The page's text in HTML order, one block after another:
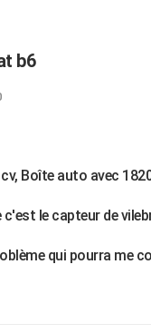
b6
Boîte auto avec
c'est le capteur de
qui pourra me